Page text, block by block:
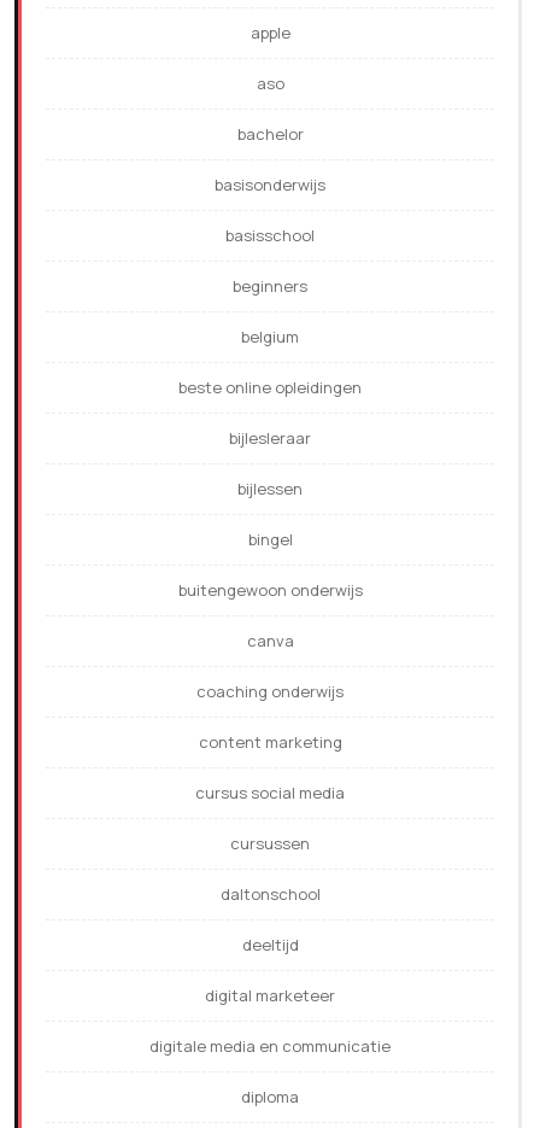
apple
aso
bachelor
basisonderwijs
basisschool
beginners
belgium
beste online opleidingen
bijlesleraar
bijlessen
bingel
buitengewoon onderwijs
canva
coaching onderwijs
content marketing
cursus social media
cursussen
daltonschool
deeltijd
digital marketeer
digitale media en communicatie
diploma